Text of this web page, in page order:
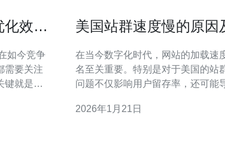
效果
需要关注
键就是使
。 美
美国站群速度慢的原因
在当今数字化时代，网站的加载速
名至关重要。特别是对于美国的站
问题不仅影响用户留存率，还可能
的解决方案，帮助站长优化网站性能。 为什么美国站
2026年1月21日